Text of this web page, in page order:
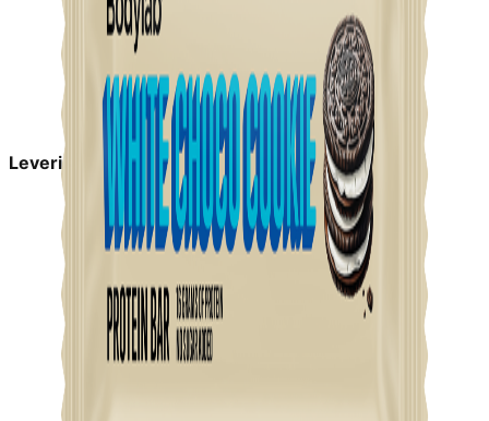
Leveringstid: 1-2 dage